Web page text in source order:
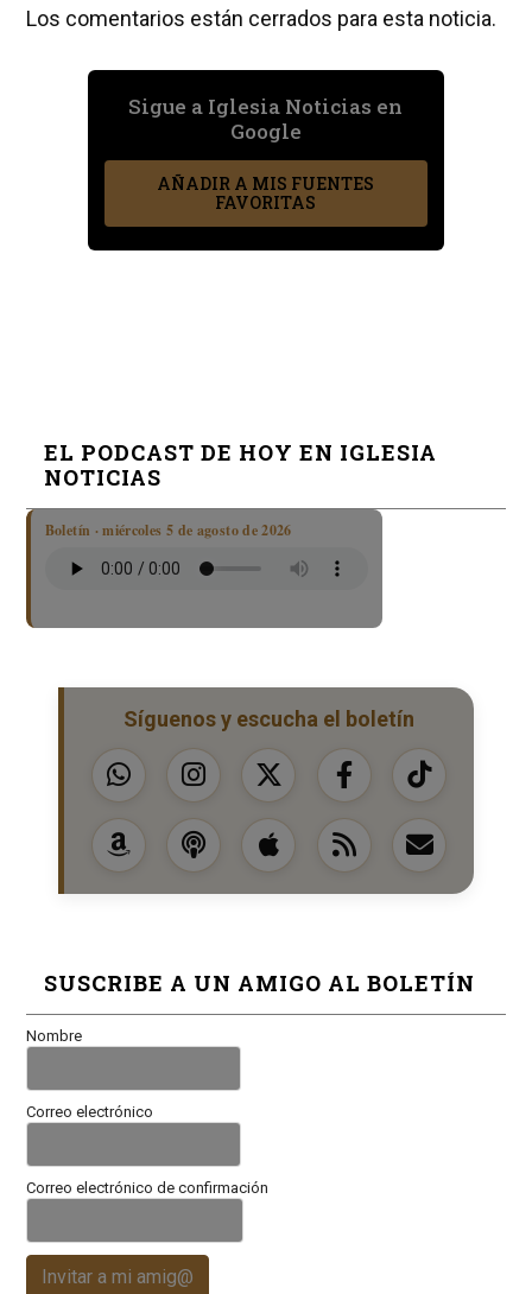
Los comentarios están cerrados para esta noticia.
Sigue a Iglesia Noticias en
Google
AÑADIR A MIS FUENTES
FAVORITAS
EL PODCAST DE HOY EN IGLESIA
NOTICIAS
Boletín · miércoles 5 de agosto de 2026
Síguenos y escucha el boletín
SUSCRIBE A UN AMIGO AL BOLETÍN
Nombre
Correo electrónico
Correo electrónico de confirmación
Invitar a mi amig@